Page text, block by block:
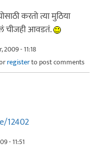
करतो त्या मुठिया
चीजही आवडतं.
- 11:18
registerto post comments
12402
- 11:51